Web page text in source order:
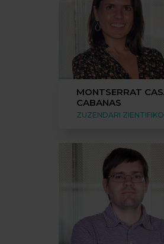
MONTSERRAT
CABANAS
ZUZENDARI